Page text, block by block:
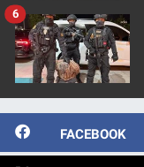
6
FACEBOOK